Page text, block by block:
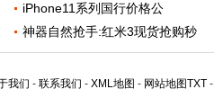
iPhone11系列国行价格公
神器自然抢手:红米3现货抢购秒
我们 - 联系我们 - XML地图 - 网站地图TXT-